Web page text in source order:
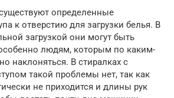
определенные
к отверстию для загрузки белья. В
загрузкой они могут быть
людям, которым по каким-
наклоняться. В стиралках с
такой проблемы нет, так как
не приходится и длины рук